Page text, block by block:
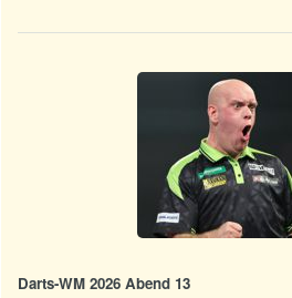
Darts-WM 2026 Abend 13